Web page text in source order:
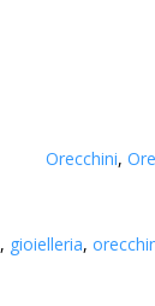
Orecchini,
, gioielleria,